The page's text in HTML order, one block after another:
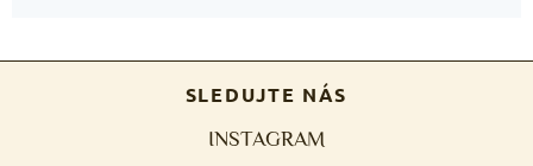
SLEDUJTE NÁS
INSTAGRAM